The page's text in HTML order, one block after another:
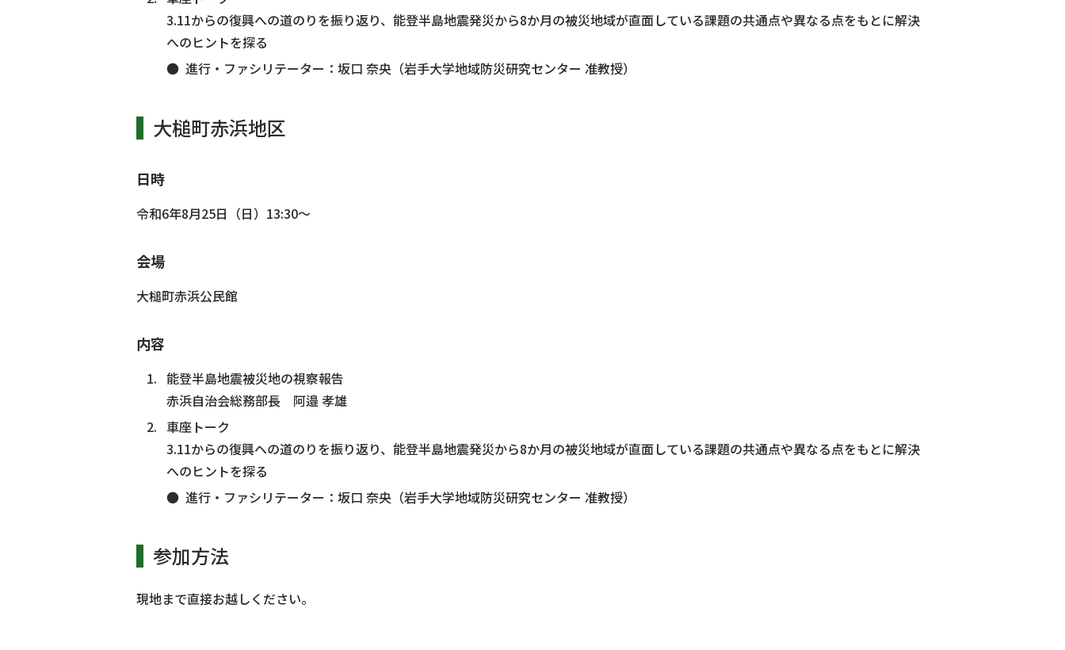
3.11からの復興への道のりを振り返り、能登半島地震発災から8か月の被災地域が直面している課題の共通点や異なる点をもとに解決
へのヒントを探る
進行・ファシリテーター：坂口 奈央（岩手大学地域防災研究センター 准教授）
大槌町赤浜地区
日時
令和6年8月25日（日）13:30～
会場
大槌町赤浜公民館
内容
能登半島地震被災地の視察報告
赤浜自治会総務部長 阿邉 孝雄
車座トーク
3.11からの復興への道のりを振り返り、能登半島地震発災から8か月の被災地域が直面している課題の共通点や異なる点をもとに解決
へのヒントを探る
進行・ファシリテーター：坂口 奈央（岩手大学地域防災研究センター 准教授）
参加方法
現地まで直接お越しください。